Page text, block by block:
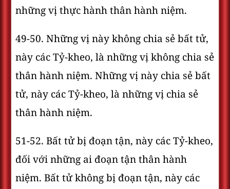
những vị thực hành thân hành niệm.
49-50. Những vị này không chia sẻ bất tử,
này các Tỷ-kheo, là những vị không chia sẻ
thân hành niệm. Những vị này chia sẻ bất
tử, này các Tỷ-kheo, là những vị chia sẻ
thân hành niệm.
51-52. Bất tử bị đoạn tận, này các Tỷ-kheo,
đối với những ai đoạn tận thân hành
niệm. Bất tử không bị đoạn tận, này các